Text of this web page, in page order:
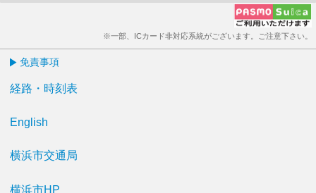
※一部、ICカード非対応系統がございます。ご注意下さい。
免責事項
経路・時刻表
English
横浜市交通局
横浜市HP